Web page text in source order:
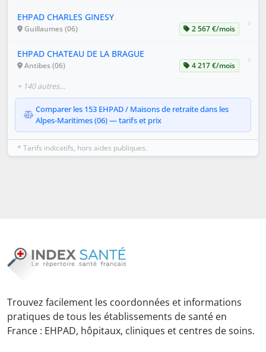
EHPAD CHARLES GINESY
Guillaumes (06) 2 567 €/mois
EHPAD CHATEAU DE LA BRAGUE
Antibes (06) 4 217 €/mois
+ 140 autres…
Comparer les 153 EHPAD / Maisons de retraite dans les
Alpes-Maritimes (06) — tarifs et prix
* Tarifs indicatifs, hors aides publiques.
Trouvez facilement les coordonnées et informations
pratiques de tous les établissements de santé en
France : EHPAD, hôpitaux, cliniques et centres de soins.